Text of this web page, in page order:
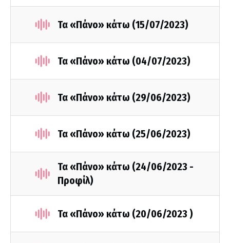
Τα «Πάνο» κάτω (15/07/2023)
Τα «Πάνο» κάτω (04/07/2023)
Τα «Πάνο» κάτω (29/06/2023)
Τα «Πάνο» κάτω (25/06/2023)
Τα «Πάνο» κάτω (24/06/2023 -
Προφίλ)
Τα «Πάνο» κάτω (20/06/2023 )